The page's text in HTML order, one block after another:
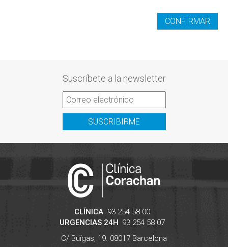
CONFIRMAR
Suscríbete a la newsletter
SUSCRIBIRME
CLÍNICA 93 254 58 00
URGENCIAS 24H 93 254 58 07
C/ Buïgas, 19. 08017 Barcelona